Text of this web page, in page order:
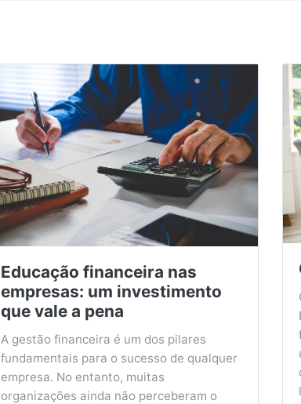
Educação financeira nas
empresas: um investimento
que vale a pena
A gestão financeira é um dos pilares
fundamentais para o sucesso de qualquer
empresa. No entanto, muitas
organizações ainda não perceberam o